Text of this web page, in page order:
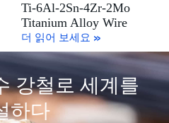
Ti-6Al-2Sn-4Zr-2Mo
Titanium Alloy Wire
더 읽어 보세요 »
강철로 세계를
하다